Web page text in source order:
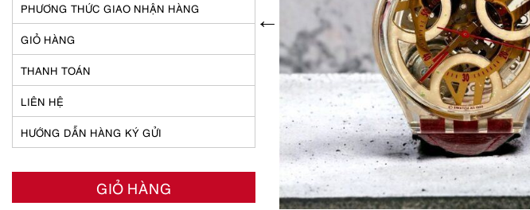
PHƯƠNG THỨC GIAO NHẬN HÀNG
GIỎ HÀNG
THANH TOÁN
LIÊN HỆ
HƯỚNG DẪN HÀNG KÝ GỬI
GIỎ HÀNG